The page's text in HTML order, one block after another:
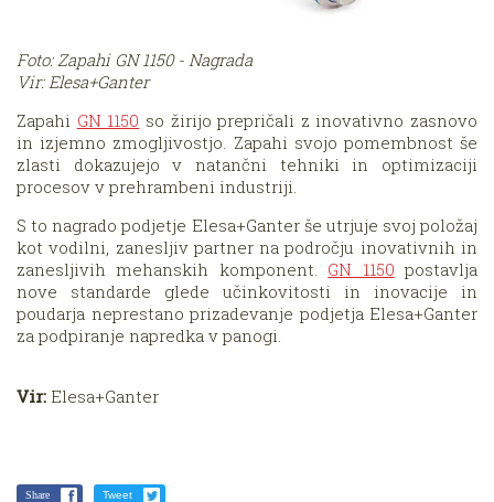
Foto: Zapahi GN 1150 - Nagrada
Vir: Elesa+Ganter
Zapahi GN 1150 so žirijo prepričali z inovativno zasnovo
in izjemno zmogljivostjo. Zapahi svojo pomembnost še
zlasti dokazujejo v natančni tehniki in optimizaciji
procesov v prehrambeni industriji.
S to nagrado podjetje Elesa+Ganter še utrjuje svoj položaj
kot vodilni, zanesljiv partner na področju inovativnih in
zanesljivih mehanskih komponent. GN 1150 postavlja
nove standarde glede učinkovitosti in inovacije in
poudarja neprestano prizadevanje podjetja Elesa+Ganter
za podpiranje napredka v panogi.
Vir: Elesa+Ganter
Share Tweet